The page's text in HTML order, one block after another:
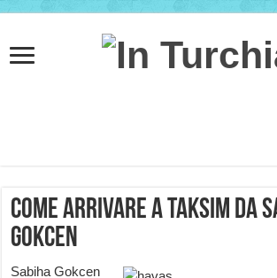
Come arrivare a Taksim da
Gokcen
Sabiha Gokcen